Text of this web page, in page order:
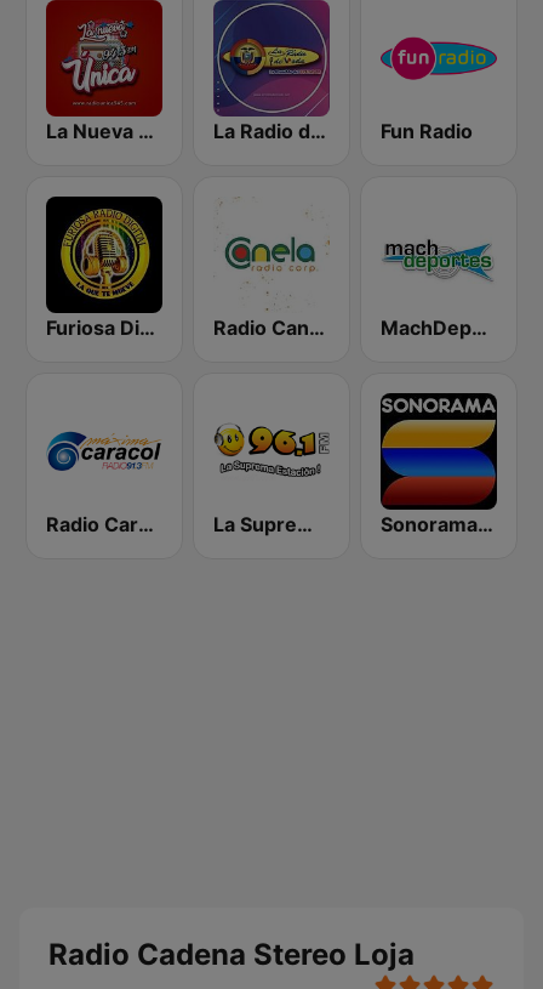
La Nueva Unica 94.5 FM La Radio de Moda Fun Radio
Furiosa Digital Madrid Radio Canela Quito MachDeportes
Radio Caracol 91.3 FM La Suprema Estacion 96.1 FM Sonorama FM
Radio Cadena Stereo Loja